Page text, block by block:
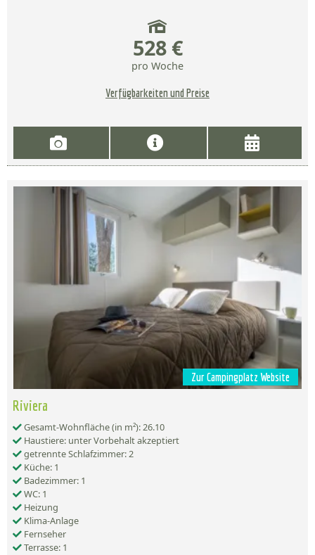
528 €
pro Woche
Verfügbarkeiten und Preise
Zur Campingplatz Website
Riviera
Gesamt-Wohnfläche (in m²): 26.10
Haustiere: unter Vorbehalt akzeptiert
getrennte Schlafzimmer: 2
Küche: 1
Badezimmer: 1
WC: 1
Heizung
Klima-Anlage
Fernseher
Terrasse: 1